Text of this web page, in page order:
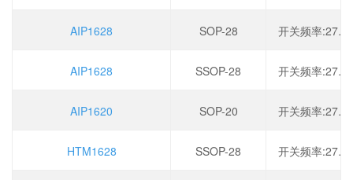
AIP1628 SOP-28 开关频率:275kHz,工作电压:2.8V~5.5V,输出电流:150mA,调光:PWM
AIP1628 SSOP-28 开关频率:275kHz,工作电压:2.8V~5.5V,输出电流:150mA,调光:PWM
AIP1620 SOP-20 开关频率:275kHz,工作电压:2.8V~5.5V,输出电流:150mA,调光:PWM
HTM1628 SSOP-28 开关频率:275kHz,工作电压:2.8V~5.5V,输出电流:150mA,调光:PWM